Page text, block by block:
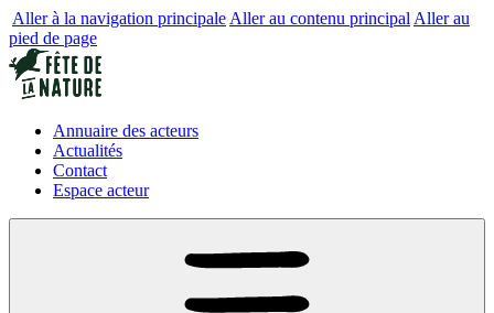
Aller à la navigation principale Aller au contenu principal Aller au
pied de page
Annuaire des acteurs
Actualités
Contact
Espace acteur